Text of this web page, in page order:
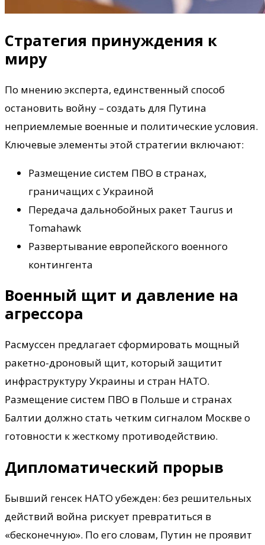
Стратегия принуждения к
миру
По мнению эксперта, единственный способ
остановить войну – создать для Путина
неприемлемые военные и политические условия.
Ключевые элементы этой стратегии включают:
Размещение систем ПВО в странах,
граничащих с Украиной
Передача дальнобойных ракет Taurus и
Tomahawk
Развертывание европейского военного
контингента
Военный щит и давление на
агрессора
Расмуссен предлагает сформировать мощный
ракетно-дроновый щит, который защитит
инфраструктуру Украины и стран НАТО.
Размещение систем ПВО в Польше и странах
Балтии должно стать четким сигналом Москве о
готовности к жесткому противодействию.
Дипломатический прорыв
Бывший генсек НАТО убежден: без решительных
действий война рискует превратиться в
«бесконечную». По его словам, Путин не проявит